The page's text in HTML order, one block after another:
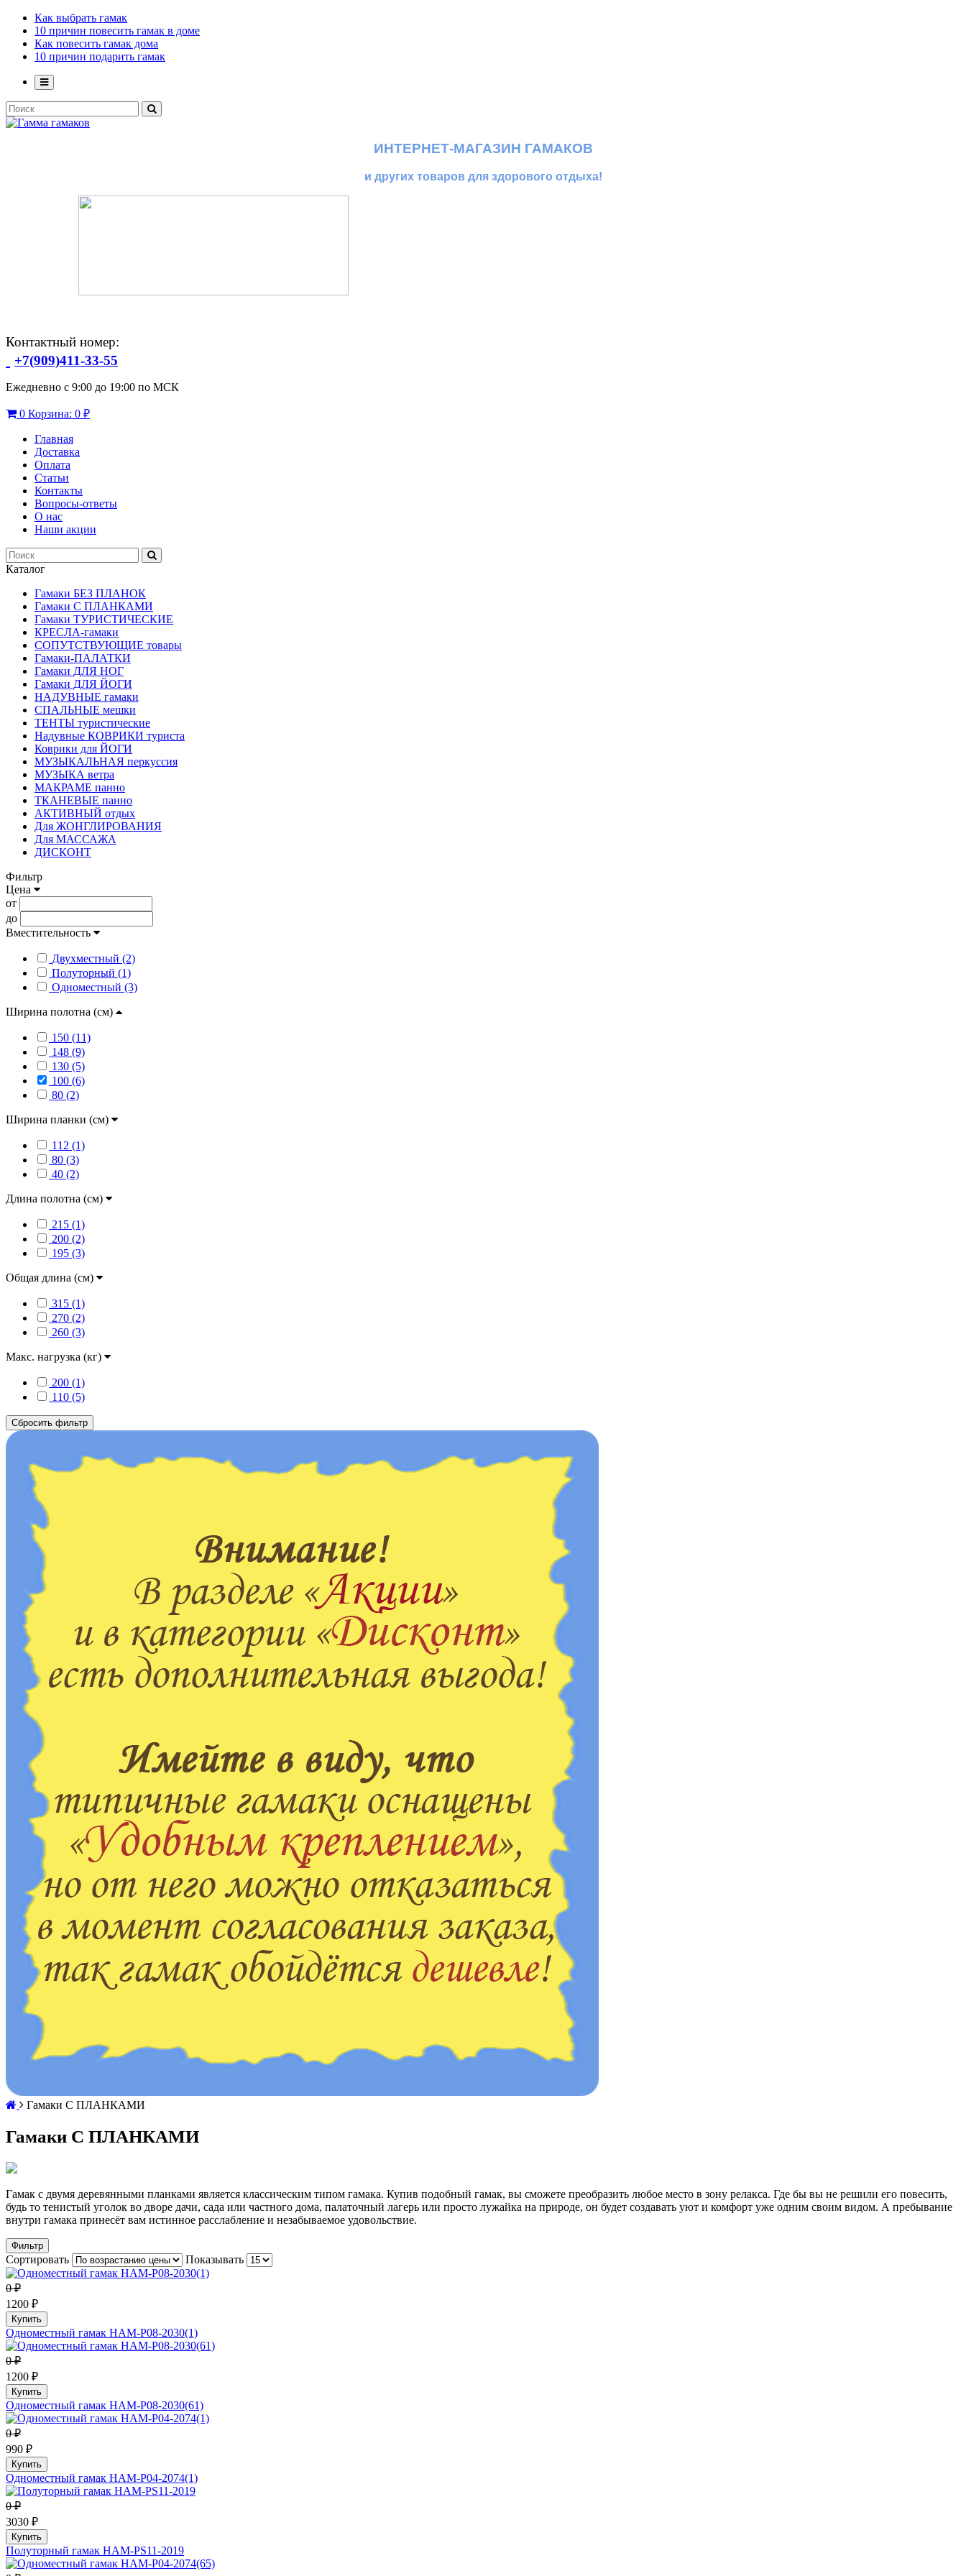
Как выбрать гамак
10 причин повесить гамак в доме
Как повесить гамак дома
10 причин подарить гамак
ИНТЕРНЕТ-МАГАЗИН ГАМАКОВ
и других товаров для здорового отдыха!
Контактный номер:
+7(909)411-33-55
Ежедневно с 9:00 до 19:00 по МСК
0 Корзина: 0 ₽
Главная
Доставка
Оплата
Статьи
Контакты
Вопросы-ответы
О нас
Наши акции
Каталог
Гамаки БЕЗ ПЛАНОК
Гамаки С ПЛАНКАМИ
Гамаки ТУРИСТИЧЕСКИЕ
КРЕСЛА-гамаки
СОПУТСТВУЮЩИЕ товары
Гамаки-ПАЛАТКИ
Гамаки ДЛЯ НОГ
Гамаки ДЛЯ ЙОГИ
НАДУВНЫЕ гамаки
СПАЛЬНЫЕ мешки
ТЕНТЫ туристические
Надувные КОВРИКИ туриста
Коврики для ЙОГИ
МУЗЫКАЛЬНАЯ перкуссия
МУЗЫКА ветра
МАКРАМЕ панно
ТКАНЕВЫЕ панно
АКТИВНЫЙ отдых
Для ЖОНГЛИРОВАНИЯ
Для МАССАЖА
ДИСКОНТ
Фильтр
Цена
от
до
Вместительность
Двухместный (2)
Полуторный (1)
Одноместный (3)
Ширина полотна (см)
150 (11)
148 (9)
130 (5)
100 (6)
80 (2)
Ширина планки (см)
112 (1)
80 (3)
40 (2)
Длина полотна (см)
215 (1)
200 (2)
195 (3)
Общая длина (см)
315 (1)
270 (2)
260 (3)
Макс. нагрузка (кг)
200 (1)
110 (5)
Сбросить фильтр
Гамаки С ПЛАНКАМИ
Гамаки С ПЛАНКАМИ
Гамак с двумя деревянными планками является классическим типом гамака. Купив подобный гамак, вы сможете преобразить любое место в зону релакса. Где бы вы не решили его повесить,
будь то тенистый уголок во дворе дачи, сада или частного дома, палаточный лагерь или просто лужайка на природе, он будет создавать уют и комфорт уже одним своим видом. А пребывание
внутри гамака принесёт вам истинное расслабление и незабываемое удовольствие.
Фильтр
Сортировать Показывать
0 ₽
1200 ₽
Купить
Одноместный гамак HAM-P08-2030(1)
0 ₽
1200 ₽
Купить
Одноместный гамак HAM-P08-2030(61)
0 ₽
990 ₽
Купить
Одноместный гамак HAM-P04-2074(1)
0 ₽
3030 ₽
Купить
Полуторный гамак HAM-PS11-2019